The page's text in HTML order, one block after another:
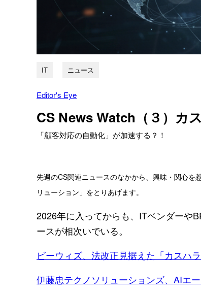
IT ニュース
Editor's Eye
CS News Watch（３）カ
「顧客対応の自動化」が加速する？！
先週のCS関連ニュースのなかから、興味・関心を
リューション」をとりあげます。
2026年に入ってからも、ITベンダーや
ースが相次いでいる。
ビーウィズ、法改正見据えた「カスハ
伊藤忠テクノソリューションズ、AIエ